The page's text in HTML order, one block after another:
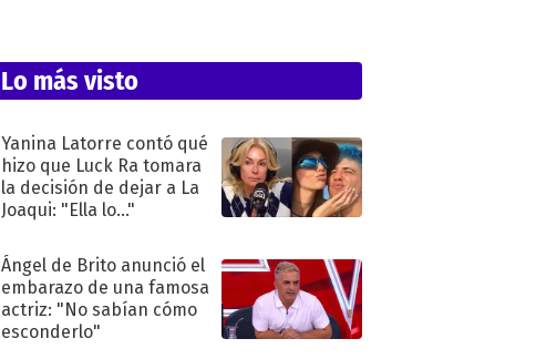
Lo más visto
Yanina Latorre contó qué
hizo que Luck Ra tomara
la decisión de dejar a La
Joaqui: "Ella lo..."
Ángel de Brito anunció el
embarazo de una famosa
actriz: "No sabían cómo
esconderlo"